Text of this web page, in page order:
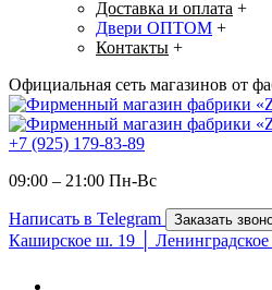
Доставка и оплата +
Двери ОПТОМ +
Контакты +
Официальная сеть магазинов от
+7 (925) 179-83-89
09:00 – 21:00 Пн-Вc
Написать в Telegram Заказать
Каширское ш. 19 │